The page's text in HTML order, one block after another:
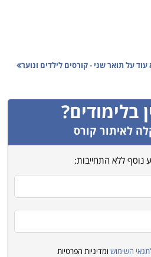
עוד על תואר שני - קורסים לילדים ונוער
בלימודים?
לאיתור קורס
נוסף ללא התחייבות:
השימוש ומדיניות הפרטיות